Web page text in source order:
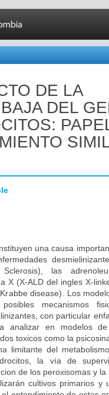
DE LA
DEL
una causa
las
X (X-ALD del ingles X-
disease). Los
mecanismos
con particular
analizar en modelos
toxicos como la
limitante del
la vía de
de los peroxisomas y
cultivos primarios y